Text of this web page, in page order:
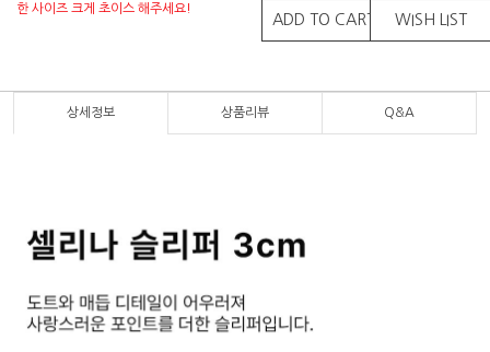
한 사이즈 크게 초이스 해주세요!
ADD TO CART WISH LIST
상세정보 상품리뷰 Q&A